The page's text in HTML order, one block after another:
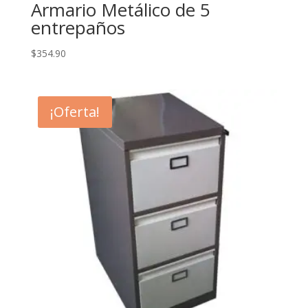
Armario Metálico de 5
entrepaños
$354.90
¡Oferta!